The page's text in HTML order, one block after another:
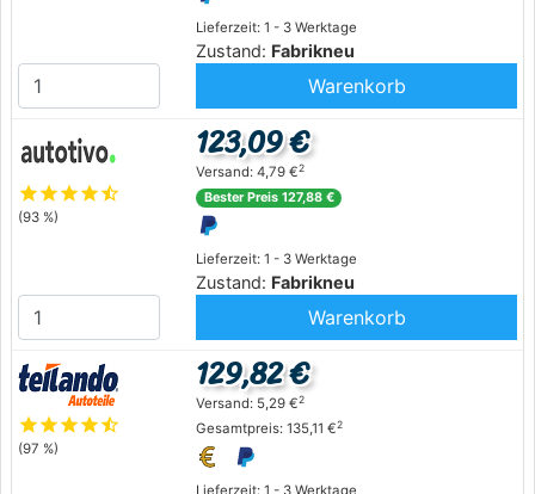
Lieferzeit: 1 - 3 Werktage
Zustand: Fabrikneu
Warenkorb
starstarstarstarstar_half
(93 %)
Lieferzeit: 1 - 3 Werktage
Zustand: Fabrikneu
123,09 €
Versand: 4,79 €2
Bester Preis 127,88 €
Warenkorb
starstarstarstarstar_half
(97 %)
Lieferzeit: 1 - 3 Werktage
129,82 €
Versand: 5,29 €2
Gesamtpreis: 135,11 €2